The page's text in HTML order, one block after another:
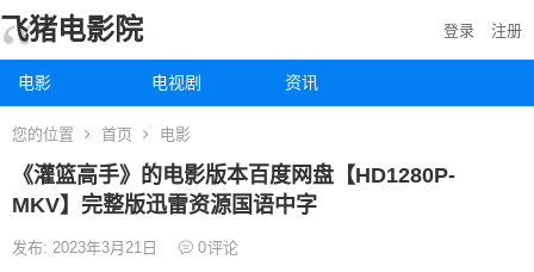
飞猪电影院
电影 电视剧 资讯
登录 注册
您的位置 首页 电影
《灌篮高手》的电影版本百度网盘【HD1280P-
MKV】完整版迅雷资源国语中字
发布: 2023年3月21日 0评论